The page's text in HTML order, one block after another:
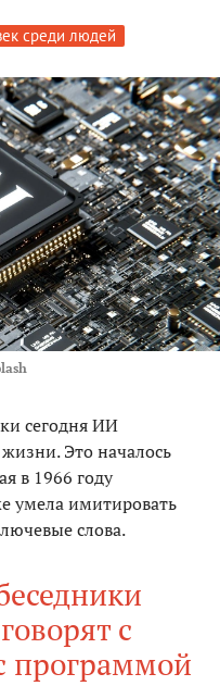
среди людей
сегодня ИИ
Это началось
в 1966 году
умела имитировать
слова.
с
программой